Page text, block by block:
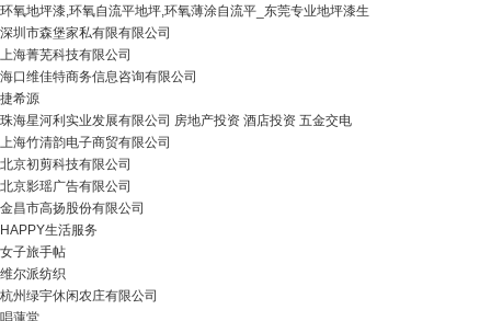
环氧地坪漆,环氧自流平地坪,环氧薄涂自流平_东莞专业地坪漆生
深圳市森堡家私有限有限公司
上海菁芜科技有限公司
海口维佳特商务信息咨询有限公司
捷希源
珠海星河利实业发展有限公司 房地产投资 酒店投资 五金交电
上海竹清韵电子商贸有限公司
北京初剪科技有限公司
北京影瑶广告有限公司
金昌市高扬股份有限公司
HAPPY生活服务
女子旅手帖
维尔派纺织
杭州绿宇休闲农庄有限公司
唱蓮堂